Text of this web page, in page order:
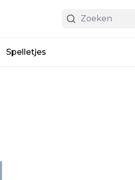
Spelletjes